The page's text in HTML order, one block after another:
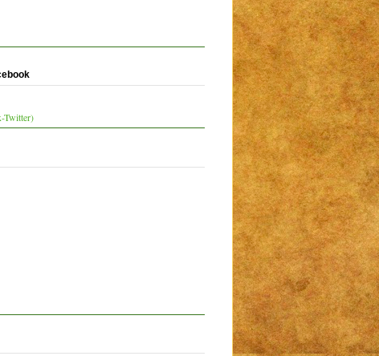
Twitter)